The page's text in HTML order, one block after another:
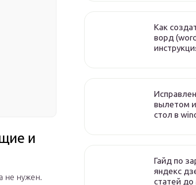
и
не нужен.
Как
ворд
вылетом
стол в
Гайд по
яндекс
статей